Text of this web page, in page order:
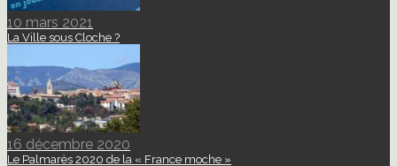
10 mars 2021
La Ville sous Cloche ?
16 décembre 2020
Le Palmarès 2020 de la « France moche »